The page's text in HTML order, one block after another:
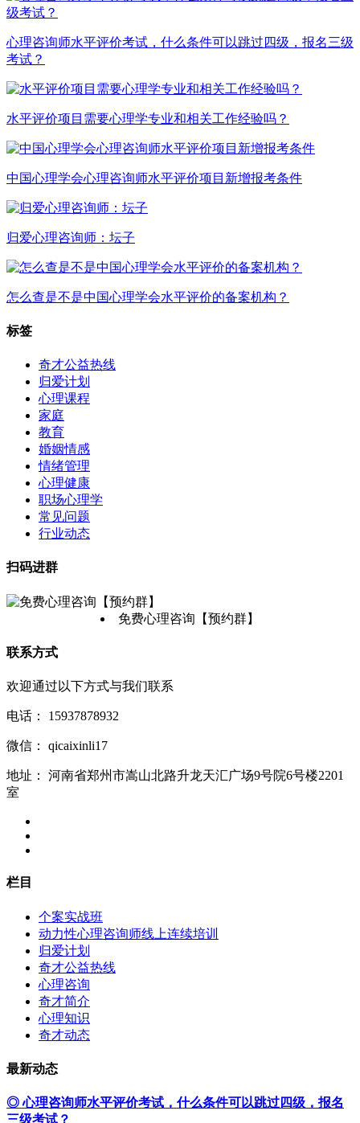
心理咨询师水平评价考试，什么条件可以跳过四级，报名三级
考试？
水平评价项目需要心理学专业和相关工作经验吗？
中国心理学会心理咨询师水平评价项目新增报考条件
归爱心理咨询师：坛子
怎么查是不是中国心理学会水平评价的备案机构？
标签
奇才公益热线
归爱计划
心理课程
家庭
教育
婚姻情感
情绪管理
心理健康
职场心理学
常见问题
行业动态
扫码进群
免费心理咨询【预约群】
联系方式
欢迎通过以下方式与我们联系
电话： 15937878932
微信： qicaixinli17
地址：
河南省郑州市嵩山北路升龙天汇广场9号院6号楼2201
室
栏目
个案实战班
动力性心理咨询师线上连续培训
归爱计划
奇才公益热线
心理咨询
奇才简介
心理知识
奇才动态
最新动态
◎ 心理咨询师水平评价考试，什么条件可以跳过四级，报名
三级考试？